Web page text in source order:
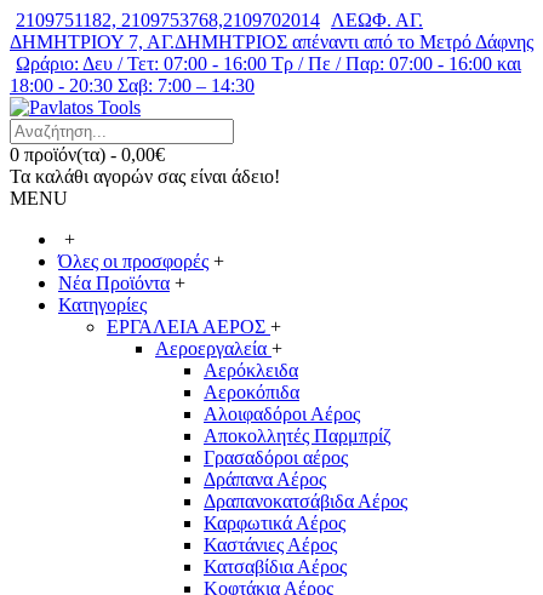
2109751182, 2109753768,2109702014 ΛΕΩΦ. ΑΓ.
ΔΗΜΗΤΡΙΟΥ 7, ΑΓ.ΔΗΜΗΤΡΙΟΣ απέναντι από το Μετρό Δάφνης
Ωράριο: Δευ / Τετ: 07:00 - 16:00 Τρ / Πε / Παρ: 07:00 - 16:00 και
18:00 - 20:30 Σαβ: 7:00 – 14:30
0 προϊόν(τα) - 0,00€
Τα καλάθι αγορών σας είναι άδειο!
MENU
+
Όλες οι προσφορές +
Νέα Προϊόντα +
Κατηγορίες
ΕΡΓΑΛΕΙΑ ΑΕΡΟΣ +
Αεροεργαλεία +
Αερόκλειδα
Αεροκόπιδα
Αλοιφαδόροι Αέρος
Αποκολλητές Παρμπρίζ
Γρασαδόροι αέρος
Δράπανα Αέρος
Δραπανοκατσάβιδα Αέρος
Καρφωτικά Αέρος
Καστάνιες Αέρος
Κατσαβίδια Αέρος
Κοφτάκια Αέρος